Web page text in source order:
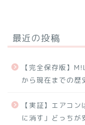
最近の投稿
【完全保存版】
から現在までの歴
【実証】エアコ
に消す」どっちが